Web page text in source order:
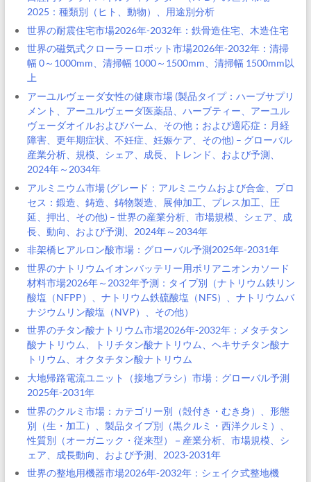
2025：種類別（ヒト、動物）、用途別分析
世界の耐震住宅市場2026年-2032年：鉄骨造住宅、木造住宅
世界の磁気式クローラーロボット市場2026年-2032年：清掃
幅 0～1000mm、清掃幅 1000～1500mm、清掃幅 1500mm以
上
アーユルヴェーダ女性の健康市場 (製品タイプ：ハーブサプリ
メント、アーユルヴェーダ医薬品、ハーブティー、アーユル
ヴェーダオイルおよびバーム、その他；および適応症：月経
障害、更年期症状、不妊症、妊娠ケア、その他) – グローバル
産業分析、規模、シェア、成長、トレンド、および予測、
2024年～2034年
アルミニウム市場 (グレード：アルミニウムおよび合金、プロ
セス：鍛造、鋳造、鋳物製造、展伸加工、プレス加工、圧
延、押出、その他) – 世界の産業分析、市場規模、シェア、成
長、動向、および予測、2024年～2034年
非架橋ヒアルロン酸市場：グローバル予測2025年-2031年
世界のナトリウムイオンバッテリー用ポリアニオンカソード
材料市場2026年～2032年予測：タイプ別（ナトリウム鉄リン
酸塩（NFPP）、ナトリウム鉄硫酸塩（NFS）、ナトリウムバ
ナジウムリン酸塩（NVP）、その他）
世界のチタン酸ナトリウム市場2026年-2032年：メタチタン
酸ナトリウム、トリチタン酸ナトリウム、ヘキサチタン酸ナ
トリウム、オクタチタン酸ナトリウム
大地帰路電流ユニット（接地ブラシ）市場：グローバル予測
2025年-2031年
世界のクルミ市場：カテゴリー別（殻付き・むき身）、形態
別（生・加工）、製品タイプ別（黒クルミ・西洋クルミ）、
性質別（オーガニック・従来型）－産業分析、市場規模、シ
ェア、成長動向、および予測、2023-2031年
世界の整地用機器市場2026年-2032年：シェイク式整地機